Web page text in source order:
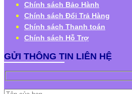
Chính sách Bảo Hành
Chính sách Đổi Trả Hàng
Chính sách Thanh toán
Chính sách Hỗ Trợ
GỬI THÔNG TIN LIÊN HỆ